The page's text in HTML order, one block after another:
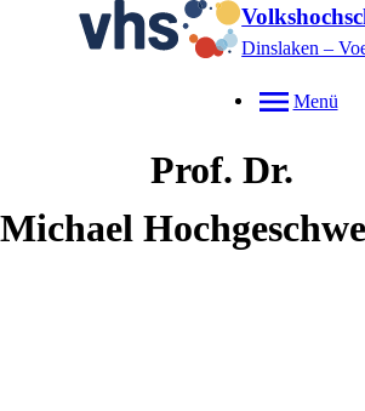
Dinslaken –
Menü
Prof. Dr.
Michael